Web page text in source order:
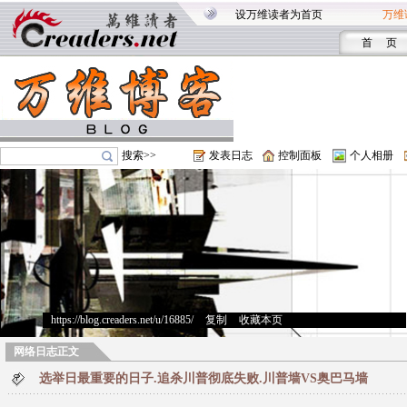
设万维读者为首页 万维
首 页
搜索>> 发表日志 控制面板 个人相册
https://blog.creaders.net/u/16885/> 复制 收藏本页
网络日志正文
选举日最重要的日子.追杀川普彻底失败.川普墙VS奥巴马墙